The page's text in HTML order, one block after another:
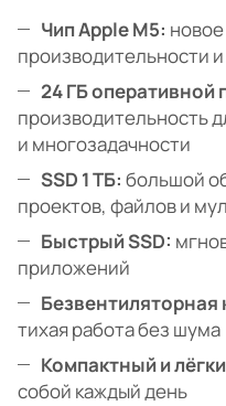
Чип Apple M5:
производительности
24 ГБ оперативной
производительность
и многозадачности
SSD 1 ТБ: большой
проектов, файлов и
Быстрый SSD:
приложений
Безвентиляторная
тихая работа без шума
Компактный и
собой каждый день